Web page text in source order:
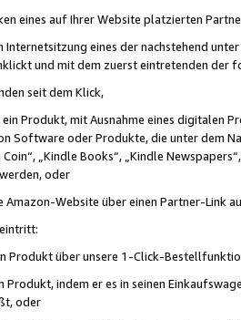
eines auf Ihrer Website platzierten
eines der nachstehend
und mit dem zuerst eintretenden der
seit dem Klick,
Produkt, mit Ausnahme eines digitalen
Software oder Produkte, die unter dem
„Kindle Books“, „Kindle
oder
Website über einen Partner-Link
Produkt über unsere 1-Click-
indem er es in seinen
oder